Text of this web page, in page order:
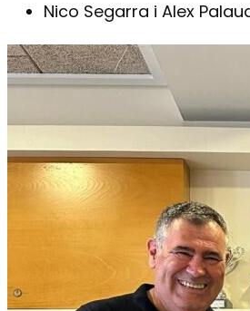
Nico Segarra i Alex